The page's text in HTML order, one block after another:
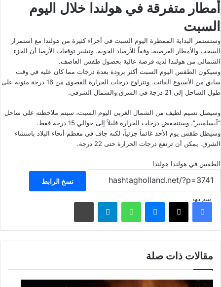
أمطار متفرقة في هولندا خلال اليوم
السبت
وستستمر البداية الممطرة اليوم السبت في أجزاء كثيرة من هولندا مع استمرار
السحب والأمطار العرضية، وفقاً للأرصاد الجوية. وتشير توقعات الأرصا أن الجزء
الشمالي من هولندا لديه فرصة عالية بحصول طقس العاصف.
وسيكون الطقس اليوم السبت أكثر برودة بعدة درجات مما كان عليه في وقت
سابق من الأسبوع الفائت. وتتراوح درجات الحرارة القصوى من 16 درجة مئوية على
طول الساحل إلى 21 درجة في الشرق والشمال الشرقي.
وسيصل نسيم لطيف من الشمال الغربي اليوم السبت، سيتم ملاحظته على ساحل
“آيسلميير”. وستنخفض درجات الحرارة قليلاً إلى حوالي 15 درجة فقط.
وسيظل طقس يوم الأحد غائماً جزئياً، لكنه جاف في معظم أنحاء البلاد باستثناء
الشرق. يمكن أن ترتفع درجات الحرارة حتى 22 درجة.
الطقس في هولندا هولندا
نسخ الرابط
شاركهافيسبوك ‫X ماسنجر واتساب تيلقرام مشاركة عبر البريد
مقالات ذات صلة